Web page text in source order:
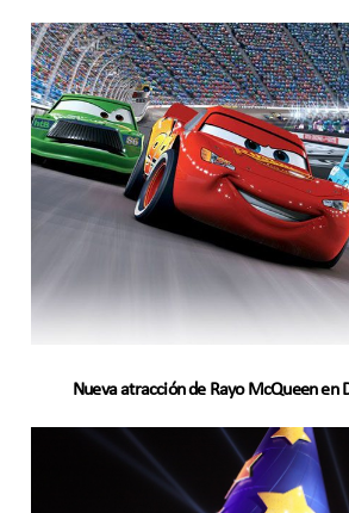
Nueva atracción de Rayo McQueen en